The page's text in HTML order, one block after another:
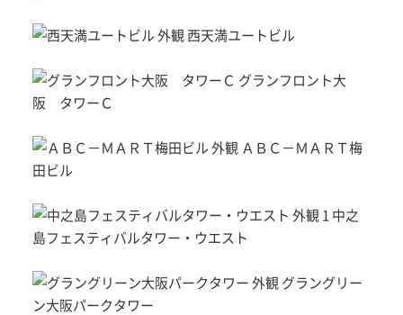
西天満ユートビル
グランフロント大
阪 タワーＣ
ＡＢＣ－ＭＡＲＴ梅
田ビル
中之
島フェスティバルタワー・ウエスト
グラングリー
ン大阪パークタワー